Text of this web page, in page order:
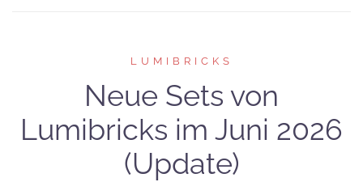
LUMIBRICKS
Neue Sets von
Lumibricks im Juni 2026
(Update)